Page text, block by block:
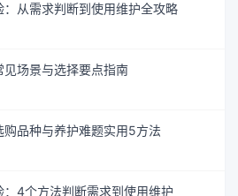
从需求判断到使用维护全攻略
场景与选择要点指南
品种与养护难题实用5方法
4个方法判断需求到使用维护